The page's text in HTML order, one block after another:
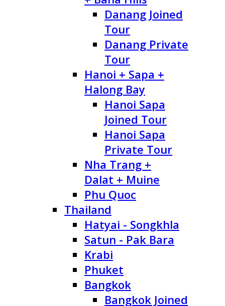
Danang Joined
Tour
Danang Private
Tour
Hanoi + Sapa +
Halong Bay
Hanoi Sapa
Joined Tour
Hanoi Sapa
Private Tour
Nha Trang +
Dalat + Muine
Phu Quoc
Thailand
Hatyai - Songkhla
Satun - Pak Bara
Krabi
Phuket
Bangkok
Bangkok Joined